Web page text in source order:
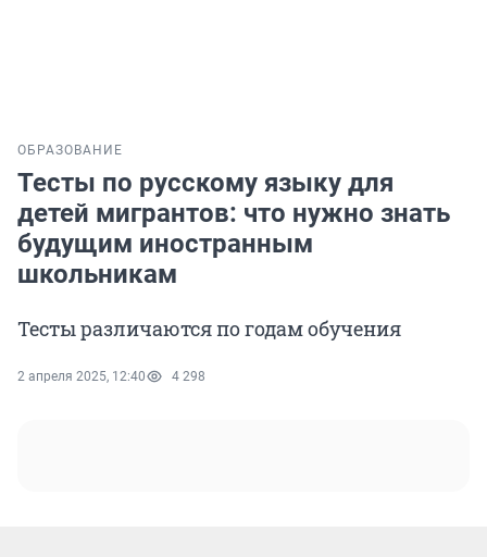
ОБРАЗОВАНИЕ
Тесты по русскому языку для
детей мигрантов: что нужно знать
будущим иностранным
школьникам
Тесты различаются по годам обучения
2 апреля 2025, 12:40 4 298